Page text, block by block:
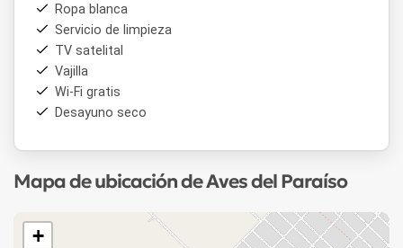
Ropa blanca
Servicio de limpieza
TV satelital
Vajilla
Wi-Fi gratis
Desayuno seco
Mapa de ubicación de Aves del Paraíso
+